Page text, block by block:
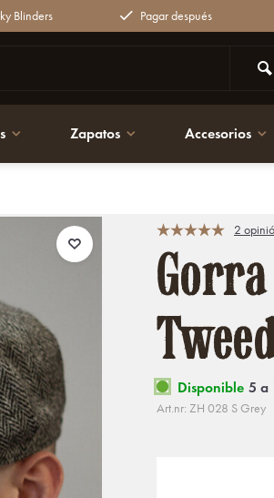
Blinders Pagar después
Zapatos Accesorios
2
Disponible 5 a
Art.nr: ZH 028 S Grey